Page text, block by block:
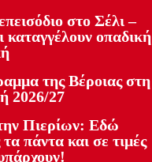
στο Σέλι –
καταγγέλουν οπαδική
της Βέροιας στη
2026/27
Πιερίων: Εδώ
τα πάντα και σε τιμές